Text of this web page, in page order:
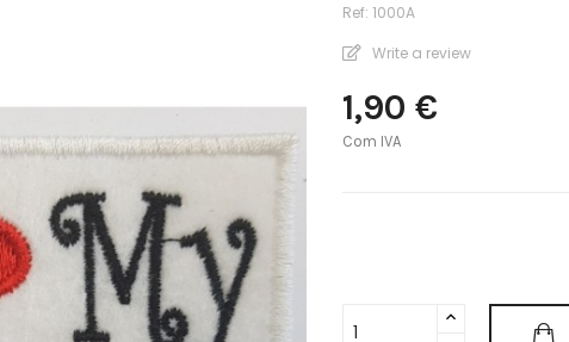
Ref: 1000A
Write a review
1,90 €
Com IVA